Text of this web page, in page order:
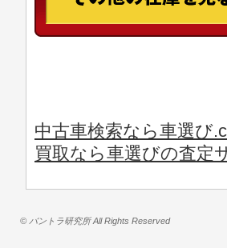
中古車検索なら車選び
買取なら車選びの査定
© バントラ研究所 All Rights Reserved